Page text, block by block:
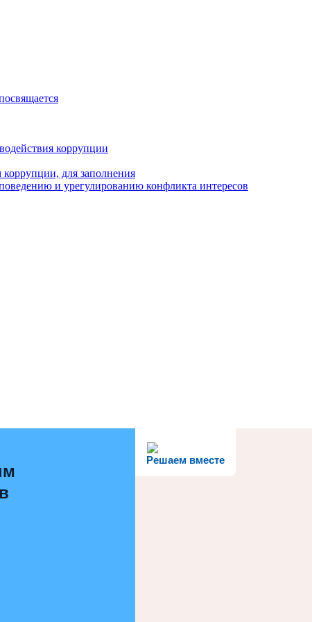
коррупции
для заполнения
и урегулированию конфликта интересов
Решаем вместе